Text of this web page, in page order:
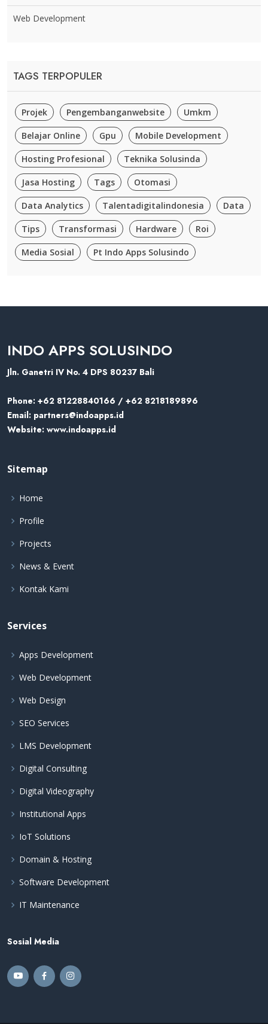
Web Development
TAGS TERPOPULER
Projek Pengembanganwebsite Umkm
Belajar Online Gpu Mobile Development
Hosting Profesional Teknika Solusinda
Jasa Hosting Tags Otomasi
Data Analytics Talentadigitalindonesia Data
Tips Transformasi Hardware Roi
Media Sosial Pt Indo Apps Solusindo
INDO APPS SOLUSINDO
Jln. Ganetri IV No. 4 DPS 80237 Bali
Phone: +62 81228840166 / +62 8218189896
Email: partners@indoapps.id
Website: www.indoapps.id
Sitemap
Home
Profile
Projects
News & Event
Kontak Kami
Services
Apps Development
Web Development
Web Design
SEO Services
LMS Development
Digital Consulting
Digital Videography
Institutional Apps
IoT Solutions
Domain & Hosting
Software Development
IT Maintenance
Sosial Media